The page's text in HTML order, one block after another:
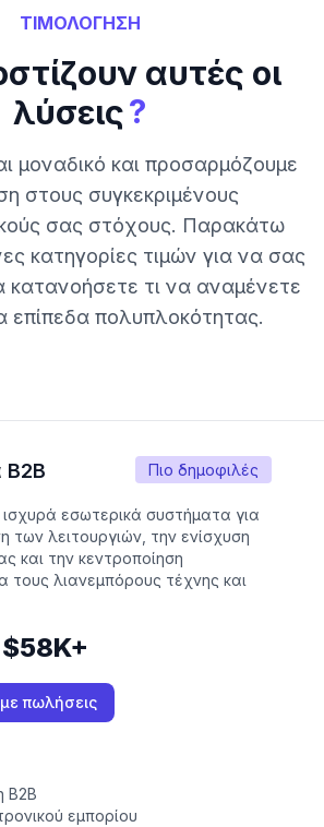
ΤΙΜΟΛΟΓΗΣΗ
αυτές οι
λύσεις?
μοναδικό και προσαρμόζουμε
στους συγκεκριμένους
σας στόχους. Παρακάτω
κατηγορίες τιμών για να σας
κατανοήσετε τι να αναμένετε
επίπεδα πολυπλοκότητας.
Πιο δημοφιλές
εσωτερικά συστήματα για
των λειτουργιών, την ενίσχυση
και την κεντροποίηση
τους λιανεμπόρους τέχνης και
με πωλήσεις
B2B
εμπορίου